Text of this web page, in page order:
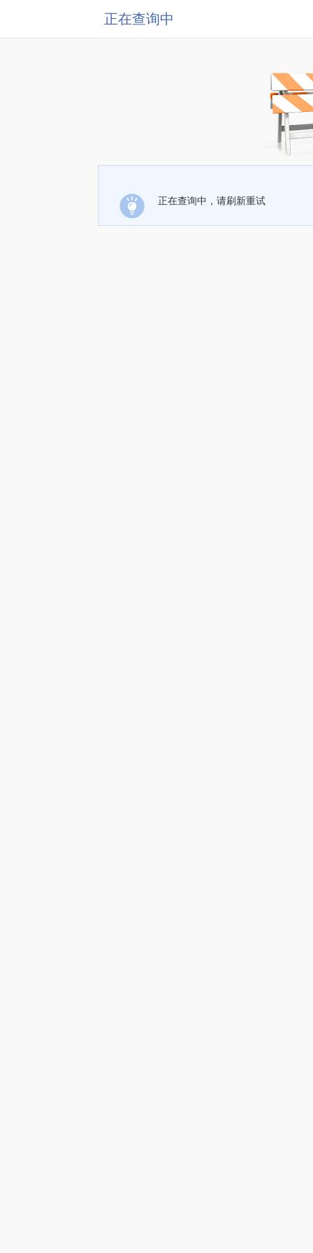
正在查询中
正在查询中，请刷新重试